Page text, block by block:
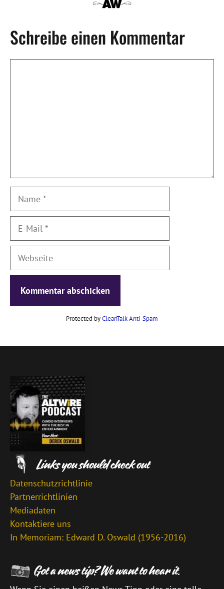
Schreibe einen Kommentar
Name
Webseite
Protected byCleanTalk Anti-Spam
Datenschutzrichtlinie
Partnerrichtlinien
Mediadaten
Kontaktiere uns
In Memoriam: Edward D. Oswald (1956-2016)